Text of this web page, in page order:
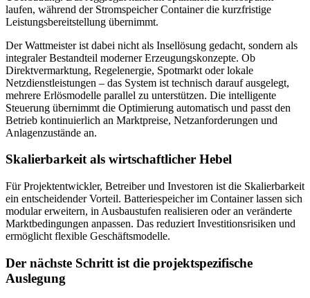
laufen, während der Stromspeicher Container die kurzfristige
Leistungsbereitstellung übernimmt.
Der Wattmeister ist dabei nicht als Insellösung gedacht, sondern als
integraler Bestandteil moderner Erzeugungskonzepte. Ob
Direktvermarktung, Regelenergie, Spotmarkt oder lokale
Netzdienstleistungen – das System ist technisch darauf ausgelegt,
mehrere Erlösmodelle parallel zu unterstützen. Die intelligente
Steuerung übernimmt die Optimierung automatisch und passt den
Betrieb kontinuierlich an Marktpreise, Netzanforderungen und
Anlagenzustände an.
Skalierbarkeit als wirtschaftlicher Hebel
Für Projektentwickler, Betreiber und Investoren ist die Skalierbarkeit
ein entscheidender Vorteil. Batteriespeicher im Container lassen sich
modular erweitern, in Ausbaustufen realisieren oder an veränderte
Marktbedingungen anpassen. Das reduziert Investitionsrisiken und
ermöglicht flexible Geschäftsmodelle.
Der nächste Schritt ist die projektspezifische
Auslegung